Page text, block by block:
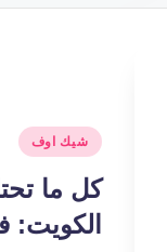
نُشرشيك اوف
كل ما
الكويت: